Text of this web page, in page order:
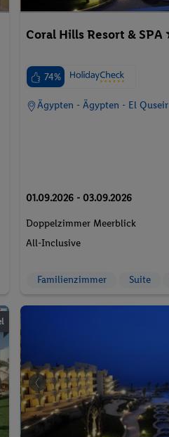
Coral Hills Resort & SPA
74%
Ägypten - Ägypten - El Quseir
01.09.2026 - 03.09.2026
Doppelzimmer Meerblick
All-Inclusive
Familienzimmer Suite